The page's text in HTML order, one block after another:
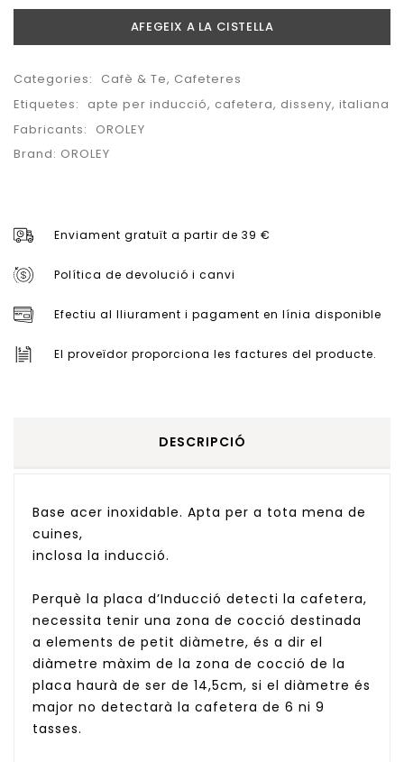
AFEGEIX A LA CISTELLA
Categories: Cafè & Te, Cafeteres
Etiquetes:
apte per inducció, cafetera, disseny, italiana
Fabricants:
OROLEY
Brand: OROLEY
Enviament gratuït a partir de 39 €
Política de devolució i canvi
Efectiu al lliurament i pagament en línia disponible
El proveïdor proporciona les factures del producte.
DESCRIPCIÓ
Base acer inoxidable. Apta per a tota mena de
cuines,
inclosa la inducció.
Perquè la placa d’Inducció detecti la cafetera,
necessita tenir una zona de cocció destinada
a elements de petit diàmetre, és a dir el
diàmetre màxim de la zona de cocció de la
placa haurà de ser de 14,5cm, si el diàmetre és
major no detectarà la cafetera de 6 ni 9
tasses.